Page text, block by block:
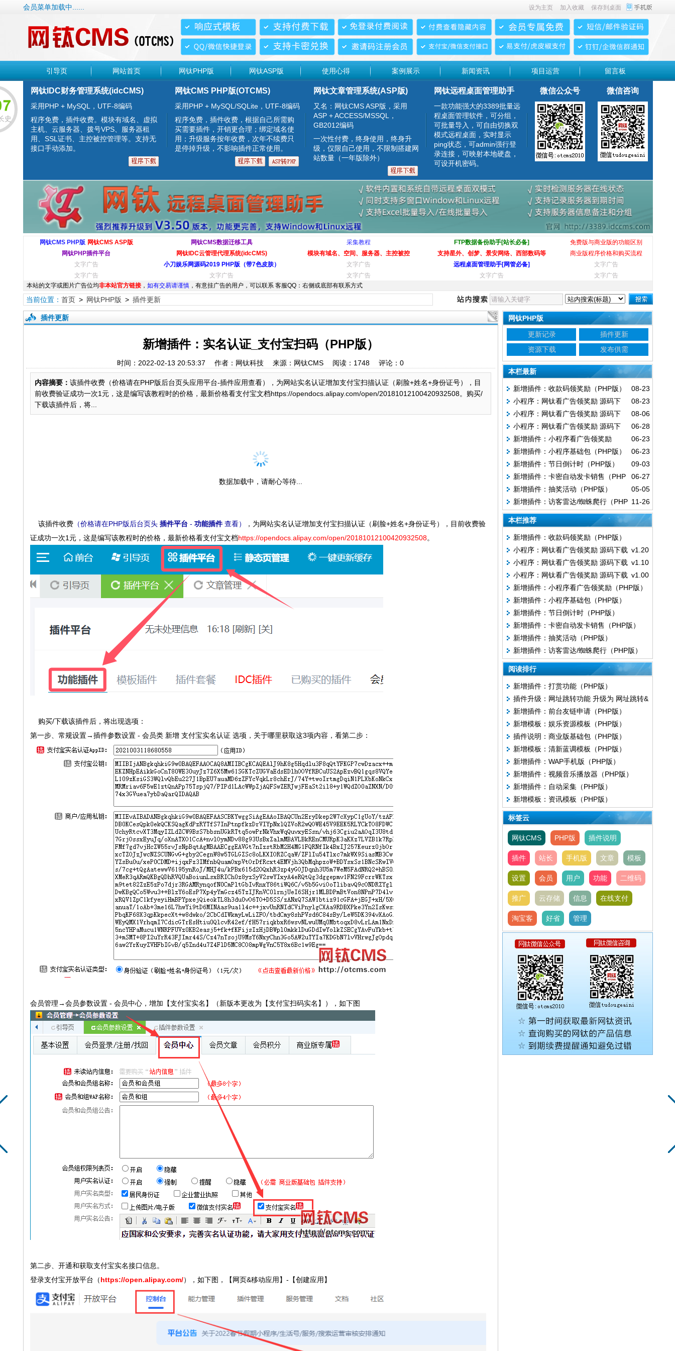
会员菜单加载中...... 设为主页 加入收藏 保存到桌面
引导页 网站首页 网钛PHP版 网钛ASP版 使用心得 案例展示 新闻资讯 项目运营 留言板
网钛IDC财务管理系统(idcCMS)
采用PHP + MySQL，UTF-8编码
程序免费，插件收费。模块有域名、虚拟
主机、云服务器、拨号VPS、服务器租
用、SSL证书、主控被控管理等。支持无
接口手动添加。
网钛CMS PHP版(OTCMS)
采用PHP + MySQL/SQLite，UTF-8编码
程序免费，插件收费，根据自己所需购
买需要插件，开销更合理；绑定域名使
用；升级服务按年收费，次年不续费只
是停掉升级，不影响插件正常使用。
网钛文章管理系统(ASP版)
又名：网钛CMS ASP版，采用
ASP + ACCESS/MSSQL，
GB2012编码
一次性付费，终身使用，终身升
级，仅限自己使用，不限制搭建网
站数量（一年版除外）
网钛远程桌面管理助手
一款功能强大的3389批量远
程桌面管理软件，可分组，
可批量导入，可自由切换双
模式远程桌面，实时显示
ping状态，可admin强行登
录连接，可映射本地硬盘，
可设开机密码。
微信公众号 微信咨询
网钛CMS PHP版 网钛CMS ASP版 网钛CMS数据迁移工具 采集教程 FTP数据备份助手[站长必备]
免费版与商业版的功能区别
网钛PHP插件平台
网钛IDC云管理代理系统(idcCMS) 模块有域名、空间、服务器、主控被控 支持星外、创梦、景安网络、西部数码等
商业版程序价格和购买流程
文字广告
小刀娱乐网源码2019 PHP版（带7色皮肤） 文字广告 远程桌面管理助手[网管必备]
文字广告
文字广告
文字广告 文字广告 文字广告
文字广告
本站的文字或图片广告位均非本站官方链接， 如有交易请谨慎，有意挂广告的用户，可以联系 客服QQ：右侧或底部有联系方式
当前位置： 首页> 网钛PHP版 > 插件更新
插件更新
新增插件：实名认证_支付宝扫码（PHP版）
时间：2022-02-13 20:53:37 作者：网钛科技 来源：网钛CMS 阅读： 1748 评论： 0
内容摘要： 该插件收费（价格请在PHP版后台页头应用平台-插件应用查看），为网站实名认证增加支付宝扫描认证（刷脸+姓名+身份证号），目
前收费验证成功一次1元，这是编写该教程时的价格，最新价格看支付宝文档https://opendocs.alipay.com/open/20181012100420932508。购买/
下载该插件后，将...
数据加载中，请耐心等待...
该插件收费（价格请在PHP版后台页头 插件平台 - 功能插件查看）
，为网站实名认证增加支付宝扫描认证（刷脸+姓名+身份证号），目前收费验
证成功一次1元，这是编写该教程时的价格，最新价格看支付宝文档https://opendocs.alipay.com/open/20181012100420932508。
购买/下载该插件后，将出现选项：
第一步、常规设置→插件参数设置 - 会员类 新增 支付宝实名认证 选项，关于哪里获取这3项内容，看第二步：
会员管理→会员参数设置 - 会员中心，增加【支付宝实名】（新版本更改为【支付宝扫码实名】），如下图
第二步、开通和获取支付宝实名接口信息。
登录支付宝开放平台（https://open.alipay.com/），如下图，【网页&移动应用】-【创建应用】
网钛PHP版
更新记录
插件更新
资源下载
发布供需
本栏最新
08-23
新增插件：收款码领奖励（PHP版）
08-23
小程序：网钛看广告领奖励 源码下
载 v1.20
08-06
小程序：网钛看广告领奖励 源码下
载 v1.10
06-28
小程序：网钛看广告领奖励 源码下
载 v1.00
06-23
新增插件：小程序看广告领奖励
（PHP版）
06-23
新增插件：小程序基础包（PHP版）
09-03
新增插件：节日倒计时（PHP版）
06-27
新增插件：卡密自动发卡销售（PHP
版）
05-05
新增插件：抽奖活动（PHP版）
11-26
新增插件：访客雷达/蜘蛛爬行（PHP
版）
本栏推荐
新增插件：收款码领奖励（PHP版）
小程序：网钛看广告领奖励 源码下载 v1.20
小程序：网钛看广告领奖励 源码下载 v1.10
小程序：网钛看广告领奖励 源码下载 v1.00
新增插件：小程序看广告领奖励（PHP版）
新增插件：小程序基础包（PHP版）
新增插件：节日倒计时（PHP版）
新增插件：卡密自动发卡销售（PHP版）
新增插件：抽奖活动（PHP版）
新增插件：访客雷达/蜘蛛爬行（PHP版）
阅读排行
新增插件：打赏功能（PHP版）
插件升级：网址跳转功能 升级为 网址跳转&
聚合二维码
新增插件：前台友链申请（PHP版）
新增模板：娱乐资源模板（PHP版）
插件说明：商业版基础包（PHP版）
新增模板：清新蓝调模板（PHP版）
新增插件：WAP手机版（PHP版）
新增插件：视频音乐播放器（PHP版）
新增插件：自动采集（PHP版）
新增模板：资讯模板（PHP版）
标签云
网钛CMS PHP版 插件说明
插件 站长 手机版 文章 模板
设置 会员 用户 功能 二维码
推广 云存储 信息 在线支付
淘宝客 好省 管理
史